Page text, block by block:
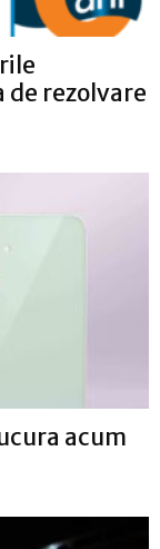
rezolvare
acum